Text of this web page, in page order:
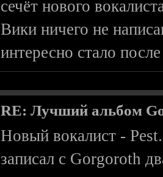
сечёт нового
Вики ничего не
интересно стало
RE: Лучший альбом
Новый вокалист -
записал с Gorgoroth